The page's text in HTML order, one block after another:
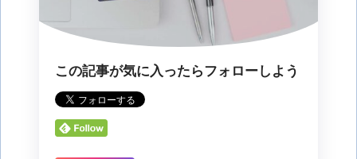
この記事が気に入ったらフォローしよう